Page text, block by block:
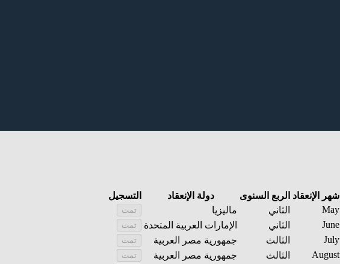
شهر الإنعقاد الربع السنوى دولة الإنعقاد
التسجيل
May الثاني ماليزيا تمت
June الثاني الإمارات العربية المتحدة تمت
July الثالث جمهورية مصر العربية تمت
August الثالث جمهورية مصر العربية تمت